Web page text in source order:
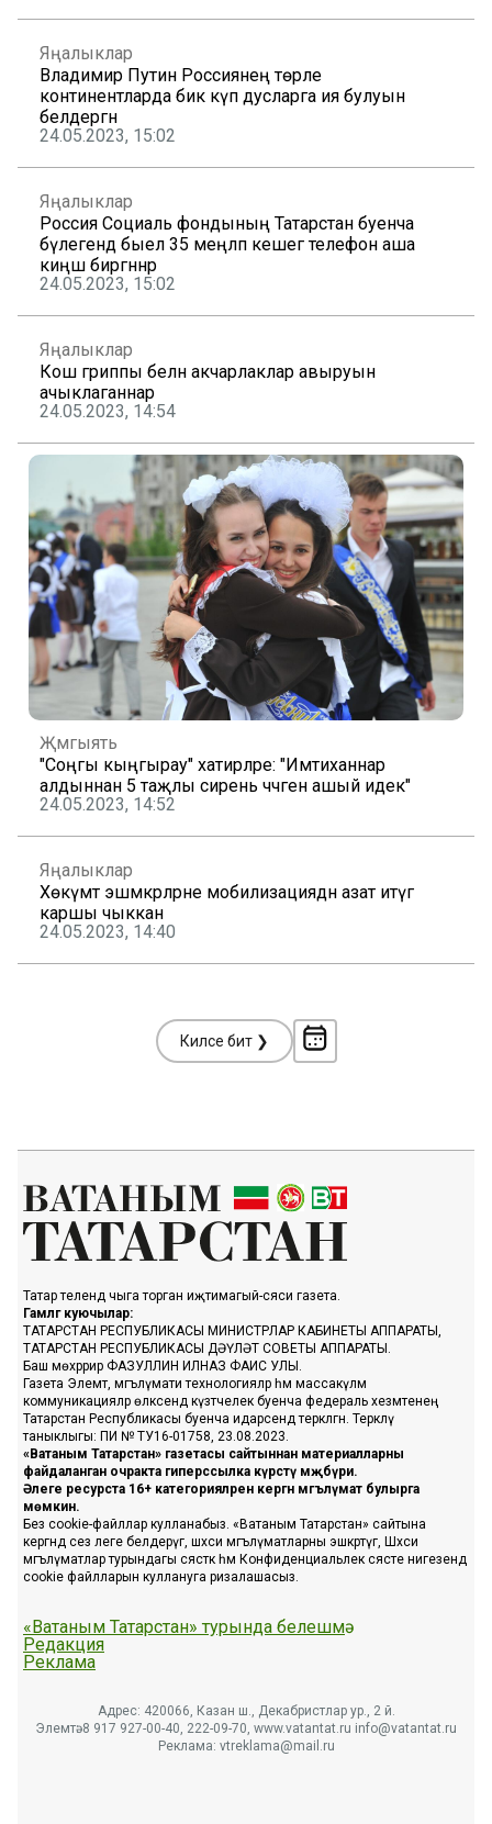
Яңалыклар
Владимир Путин Россиянең төрле
континентларда бик күп дусларга ия булуын
белдергән
24.05.2023, 15:02
Яңалыклар
Россия Социаль фондының Татарстан буенча
бүлегендә быел 35 меңләп кешегә телефон аша
киңәш биргәннәр
24.05.2023, 15:02
Яңалыклар
Кош гриппы белән акчарлаклар авыруын
ачыклаганнар
24.05.2023, 14:54
Җәмгыять
"Соңгы кыңгырау" хатирәләре: "Имтиханнар
алдыннан 5 таҗлы сирень чәчәген ашый идек"
24.05.2023, 14:52
Яңалыклар
Хөкүмәт эшмәкәрләрне мобилизациядән азат итүгә
каршы чыккан
24.05.2023, 14:40
Киләсе бит ❯
Татар телендә чыга торган иҗтимагый-сәяси газета.
Гамәлгә куючылар:
ТАТАРСТАН РЕСПУБЛИКАСЫ МИНИСТРЛАР КАБИНЕТЫ АППАРАТЫ,
ТАТАРСТАН РЕСПУБЛИКАСЫ ДӘҮЛӘТ СОВЕТЫ АППАРАТЫ.
Баш мөхәррир ФАЗУЛЛИН ИЛНАЗ ФАИС УЛЫ.
Газета Элемтә, мәгълүмати технологияләр һәм массакүләм
коммуникацияләр өлкәсендә күзәтчелек буенча федераль хезмәтенең
Татарстан Республикасы буенча идарәсендә теркәлгән. Теркәлү
таныклыгы: ПИ № ТУ16-01758, 23.08.2023.
«Ватаным Татарстан» газетасы сайтыннан материалларны
файдаланган очракта гиперссылка күрсәтү мәҗбүри.
Әлеге ресурста 16+ категорияләренә кергән мәгълүмат булырга
мөмкин.
Без cookie-файллар кулланабыз. «Ватаным Татарстан» сайтына
кергәндә сез әлеге белдерүгә, шәхси мәгълүматларны эшкәртүгә, Шәхси
мәгълүматлар турындагы сәясәткә һәм Конфиденциальлек сәясәте нигезендә
cookie файлларын куллануга ризалашасыз.
«Ватаным Татарстан» турында белешмә
Редакция
Реклама
Адрес: 420066, Казан ш., Декабристлар ур., 2 й.
Элемтә: 8 917 927-00-40, 222-09-70, www.vatantat.ru info@vatantat.ru
Реклама: vtreklama@mail.ru